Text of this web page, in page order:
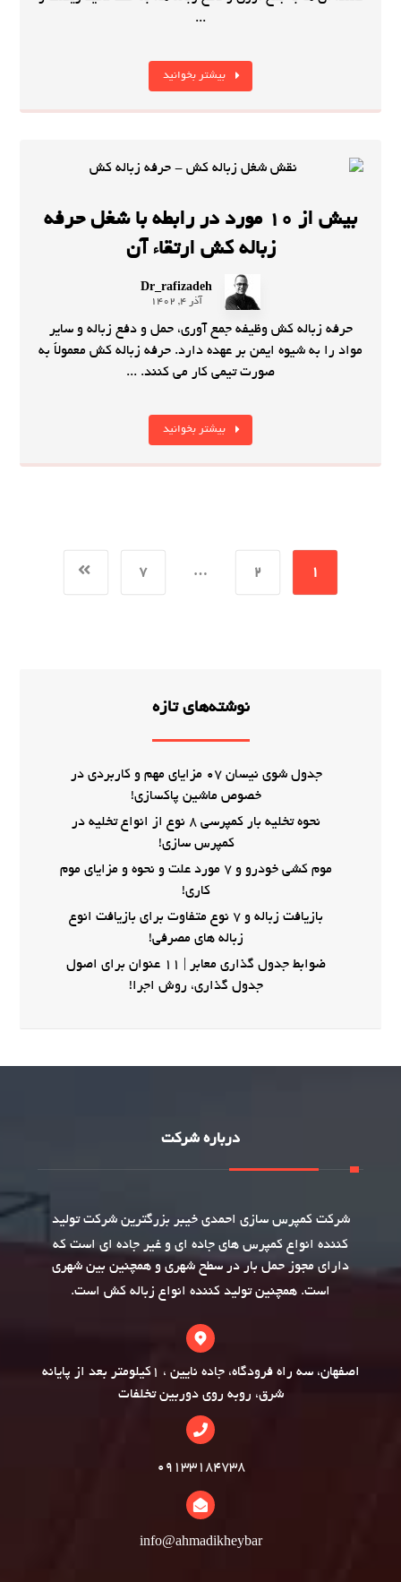
...
بیشتر بخوانید
بیش از 10 مورد در رابطه با شغل حرفه
زباله کش ارتقاء آن
Dr_rafizadeh
آذر 4, 1402
حرفه زباله کش وظیفه جمع آوری، حمل و دفع زباله و سایر
مواد را به شیوه ایمن بر عهده دارد. حرفه زباله کش معمولاً به
صورت تیمی کار می کنند. ...
بیشتر بخوانید
1
2
…
7
نوشته‌های تازه
جدول شوی نیسان 07 مزایای مهم و کاربردی در
خصوص ماشین پاکسازی!
نحوه تخلیه بار کمپرسی 8 نوع از انواع تخلیه در
کمپرس سازی!
موم کشی خودرو و 7 مورد علت و نحوه و مزایای موم
کاری!
بازیافت زباله و 7 نوع متفاوت برای بازیافت انوع
زباله های مصرفی!
ضوابط جدول گذاری معابر | 11 عنوان برای اصول
جدول گذاری، روش اجرا!
درباره شرکت
شرکتکمپرس سازی احمدی خیبر بزرگترین شرکت تولید
کننده انواع کمپرس های جاده ای و غیر جاده ای است که
دارای مجوز حمل بار در سطح شهری و همچنین بین شهری
است. همچنین تولید کننده انواع زباله کش است.
اصفهان، سه راه فرودگاه، جاده نایین ، 1کیلومتر بعد از پایانه
شرق، روبه روی دوربین تخلفات
09133184738
info@ahmadikheybar